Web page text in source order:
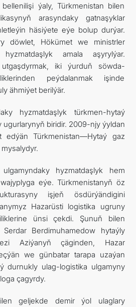
ýaly, Türkmenistan bilen
arasyndaky gatnaşyklar
häsiýete eýe bolup durýar.
döwlet, Hökümet we ministrler
amala aşyrylýar.
utgaşdyrmak, iki ýurduň söwda-
peýdalanmak işinde
ähmiýet berilýär.
hyzmatdaşlyk türkmen-hytaý
ugurlarynyň biridir. 2009-njy ýyldan
edýän Türkmenistan—Hytaý gaz
hyzmatdaşlyk hem
eýe. Türkmenistanyň öz
işjeň ösdürýändigini
Hazarüsti logistika ugruny
ünsi çekdi. Şunuň bilen
Serdar Berdimuhamedow hytaýly
Aziýanyň çäginden, Hazar
we günbatar tarapa uzaýan
durnukly ulag-logistika ulgamyny
çagyrdy.
geljekde demir ýol ulaglary